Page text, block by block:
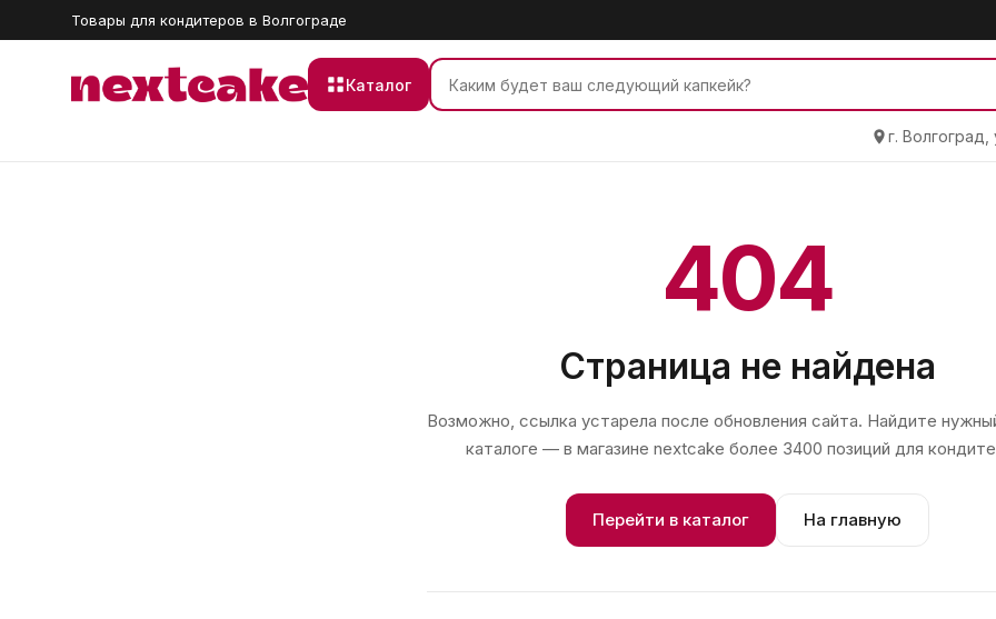
Товары для кондитеров в Волгограде
Каталог
г.
404
Страница не найдена
Возможно, ссылка устарела после обновления сайта. Найдите
каталоге — в магазине nextcake более 3400 позиций для
Перейти в каталог На главную